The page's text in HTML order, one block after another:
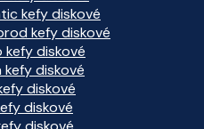
kefy diskové
kefy diskové
kefy diskové
kefy diskové
diskové
diskové